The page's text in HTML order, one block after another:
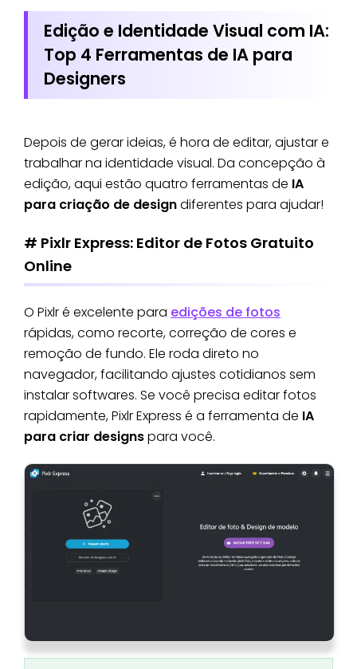
Edição e Identidade Visual com IA:
Top 4 Ferramentas de IA para
Designers
Depois de gerar ideias, é hora de editar, ajustar e
trabalhar na identidade visual. Da concepção à
edição, aqui estão quatro ferramentas de IA
para criação de designdiferentes para ajudar!
# Pixlr Express: Editor de Fotos Gratuito
Online
O Pixlr é excelente para edições de fotos
rápidas, como recorte, correção de cores e
remoção de fundo. Ele roda direto no
navegador, facilitando ajustes cotidianos sem
instalar softwares. Se você precisa editar fotos
rapidamente, Pixlr Express é a ferramenta de IA
para criar designspara você.